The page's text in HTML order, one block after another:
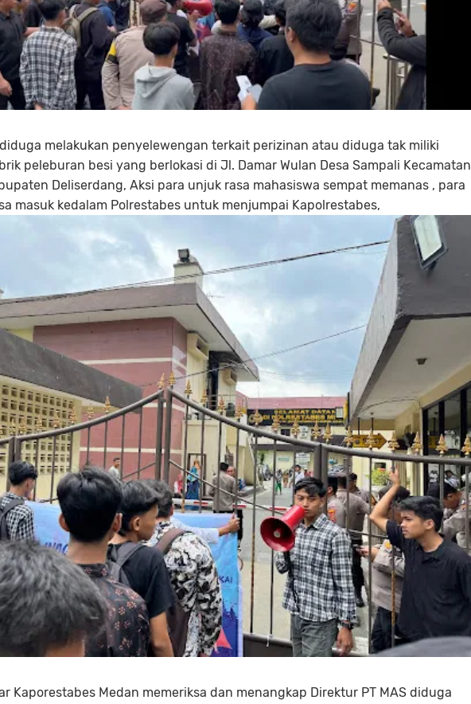
diduga melakukan penyelewengan terkait perizinan atau diduga tak miliki
peleburan besi yang berlokasi di Jl. Damar Wulan Desa Sampali Kecamatan
Deliserdang, Aksi para unjuk rasa mahasiswa sempat memanas , para
masuk kedalam Polrestabes untuk menjumpai Kapolrestabes,
Kaporestabes Medan memeriksa dan menangkap Direktur PT MAS diduga